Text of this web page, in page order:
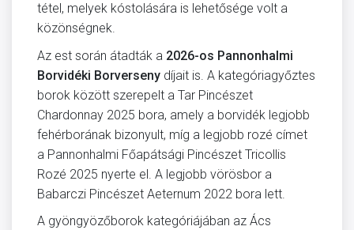
tétel, melyek kóstolására is lehetősége volt a
közönségnek.
Az est során átadták a 2026-os Pannonhalmi
Borvidéki Borverseny díjait is. A kategóriagyőztes
borok között szerepelt a Tar Pincészet
Chardonnay 2025 bora, amely a borvidék legjobb
fehérborának bizonyult, míg a legjobb rozé címet
a Pannonhalmi Főapátsági Pincészet Tricollis
Rozé 2025 nyerte el. A legjobb vörösbor a
Babarczi Pincészet Aeternum 2022 bora lett.
A gyöngyözőborok kategóriájában az Ács